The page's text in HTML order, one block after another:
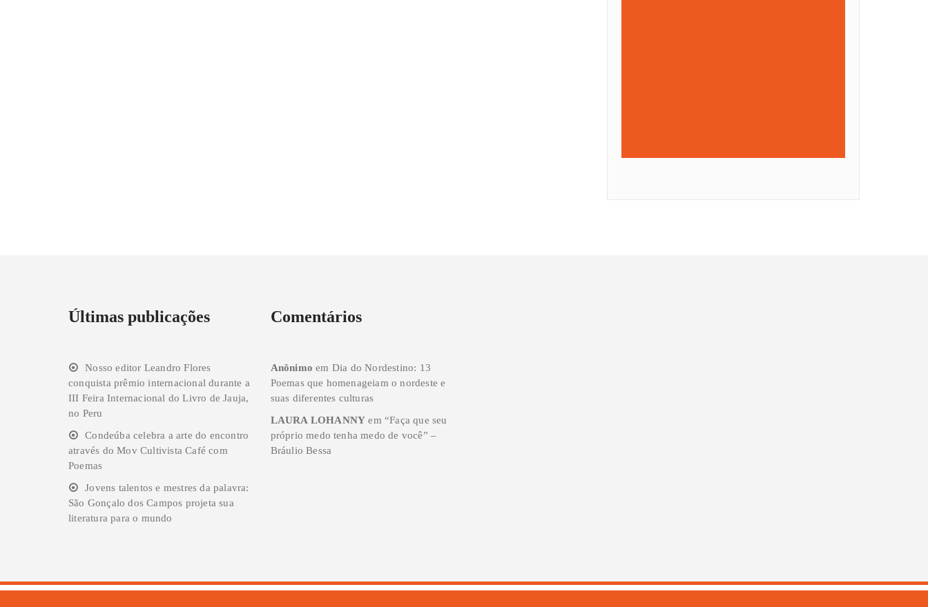
Últimas publicações
Nosso editor Leandro Flores
conquista prêmio internacional durante a
III Feira Internacional do Livro de Jauja,
no Peru
Condeúba celebra a arte do encontro
através do Mov Cultivista Café com
Poemas
Jovens talentos e mestres da palavra:
São Gonçalo dos Campos projeta sua
literatura para o mundo
Comentários
Anônimo em Dia do Nordestino: 13
Poemas que homenageiam o nordeste e
suas diferentes culturas
LAURA LOHANNY em “Faça que seu
próprio medo tenha medo de você” –
Bráulio Bessa